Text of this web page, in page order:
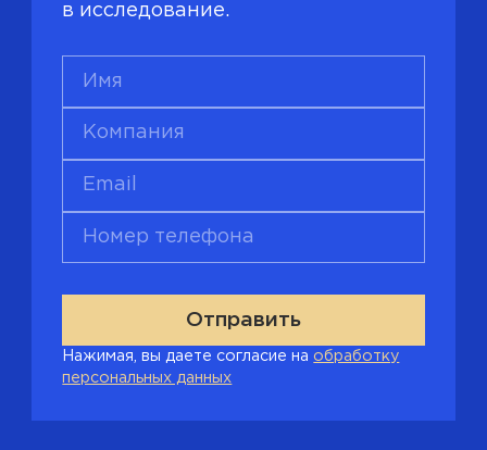
в исследование.
Имя
Компания
Email
Номер телефона
Нажимая, вы даете согласие на обработку
персональных данных